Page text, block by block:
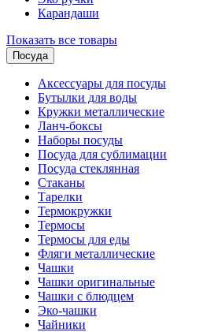
Карандаши
Показать все товары
Посуда
Аксессуары для посуды
Бутылки для воды
Кружки металлические
Ланч-боксы
Наборы посуды
Посуда для сублимации
Посуда стеклянная
Стаканы
Тарелки
Термокружки
Термосы
Термосы для еды
Фляги металлические
Чашки
Чашки оригинальные
Чашки с блюдцем
Эко-чашки
Чайники